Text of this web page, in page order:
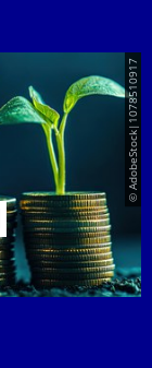
© AdobeStock|1078510917